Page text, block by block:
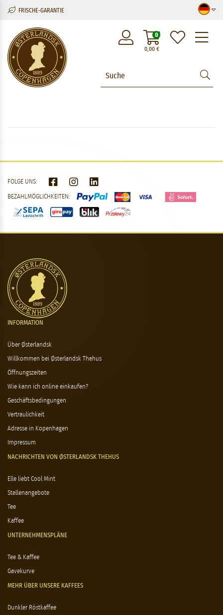
FRISCHE-GARANTIE
0,00€
0
FOLGE UNS:
BEZAHLMÖGLICHKEITEN:
INFORMATION
Über Østerlandsk
Willkommen bei Østerlandsk Thehus
Öffnungszeiten
Wie kann ich online einkaufen?
Geschäftsbedingungen
Vertraulichkeit
Adresse in Kopenhagen
Impressum
NACHRICHTEN VON ØSTERLANDSK THEHUS
Elle liebt Cool Mint
Stellenangebote
Tee
Kaffee
UNTERNEHMENSPLÄNE
Tee & Kaffee
Gavekurve
MEHR ÜBER UNSERE KAFFEES
Dunkler Röstkaffee